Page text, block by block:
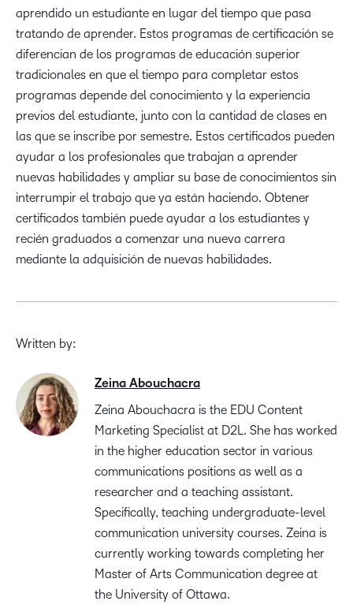
aprendido un estudiante en lugar del tiempo que pasa
tratando de aprender. Estos programas de certificación se
diferencian de los programas de educación superior
tradicionales en que el tiempo para completar estos
programas depende del conocimiento y la experiencia
previos del estudiante, junto con la cantidad de clases en
las que se inscribe por semestre. Estos certificados pueden
ayudar a los profesionales que trabajan a aprender
nuevas habilidades y ampliar su base de conocimientos sin
interrumpir el trabajo que ya están haciendo. Obtener
certificados también puede ayudar a los estudiantes y
recién graduados a comenzar una nueva carrera
mediante la adquisición de nuevas habilidades.
Written by:
Zeina Abouchacra
Zeina Abouchacra is the EDU Content
Marketing Specialist at D2L. She has worked
in the higher education sector in various
communications positions as well as a
researcher and a teaching assistant.
Specifically, teaching undergraduate-level
communication university courses. Zeina is
currently working towards completing her
Master of Arts Communication degree at
the University of Ottawa.